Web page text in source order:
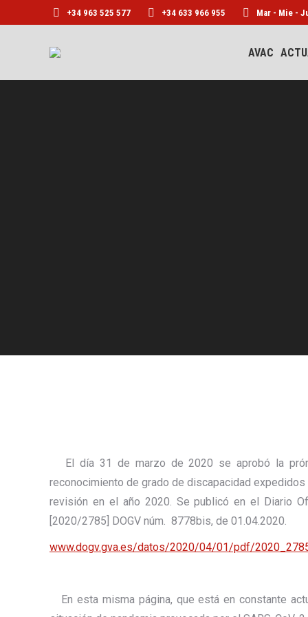
+34 963 525 577 +34 633 966 955 Mar - Mie -
AVAC
El día 31 de marzo de 2020 se aprobó la
reconocimiento de grado de discapacidad
revisión en el año 2020. Se publicó en el Diario
[2020/2785] DOGV núm. 8778bis, de 01.04.2020.
www.dogv.gva.es/datos/2020/04/01/pdf/
En esta misma página, que está en constante